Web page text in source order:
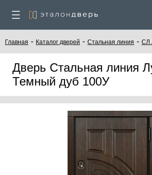
Главная - Каталог дверей - Стальная линия - СЛ
Дверь Стальная линия
Темный дуб 100У